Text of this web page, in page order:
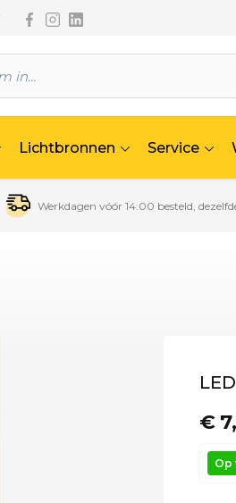
Volg ons via Facebook
Volg ons via Instagram
Volg ons via Linkedin
Lichtbronnen Service
Werkdagen vóór 14:00 besteld,
€
Op